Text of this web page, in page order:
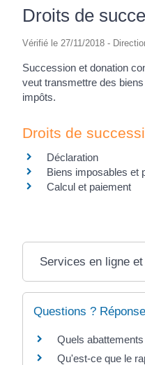
Droits de
Vérifié le 27/11/2018 -
Succession et donation
veut transmettre des
impôts.
Droits de
Déclaration
Biens imposables et
Calcul et paiement
Services en ligne
Questions ?
Quels
Qu'est-ce que le